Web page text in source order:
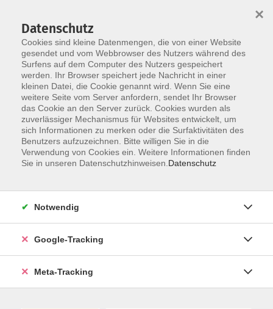
Skip to main content
Der Kurs konnte nicht gefunden werden.
Datenschutz
Cookies sind kleine Datenmengen, die von einer Website
gesendet und vom Webbrowser des Nutzers während des
Surfens auf dem Computer des Nutzers gespeichert
werden. Ihr Browser speichert jede Nachricht in einer
kleinen Datei, die Cookie genannt wird. Wenn Sie eine
weitere Seite vom Server anfordern, sendet Ihr Browser
das Cookie an den Server zurück. Cookies wurden als
zuverlässiger Mechanismus für Websites entwickelt, um
sich Informationen zu merken oder die Surfaktivitäten des
Benutzers aufzuzeichnen. Bitte willigen Sie in die
Verwendung von Cookies ein. Weitere Informationen finden
Sie in unseren Datenschutzhinweisen. Datenschutz
×
Notwendig
Google-Tracking
Meta-Tracking